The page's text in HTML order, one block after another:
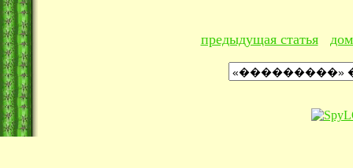
предыдущая статья